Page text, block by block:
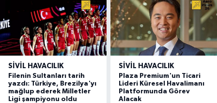
SIVIL HAVACILIK
Filenin Sultanları tarih
yazdı: Türkiye, Brezilya'yı
mağlup ederek Milletler
Ligi şampiyonu oldu
SIVIL HAVACILIK
Plaza Premium'un Ticari
Lideri Küresel Havalimanı
Platformunda Görev
Alacak